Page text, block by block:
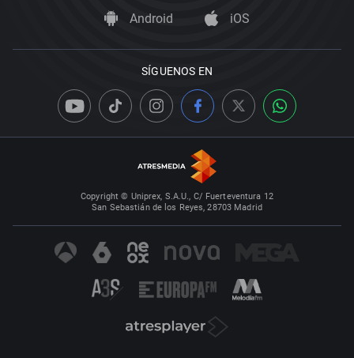
Android iOS
SÍGUENOS EN
Copyright © Uniprex, S.A.U., C/ Fuerteventura 12
San Sebastián de los Reyes, 28703 Madrid